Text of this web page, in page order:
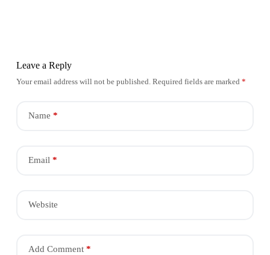
Leave a Reply
Your email address will not be published. Required fields are marked *
Name *
Email*
Website
Add Comment*